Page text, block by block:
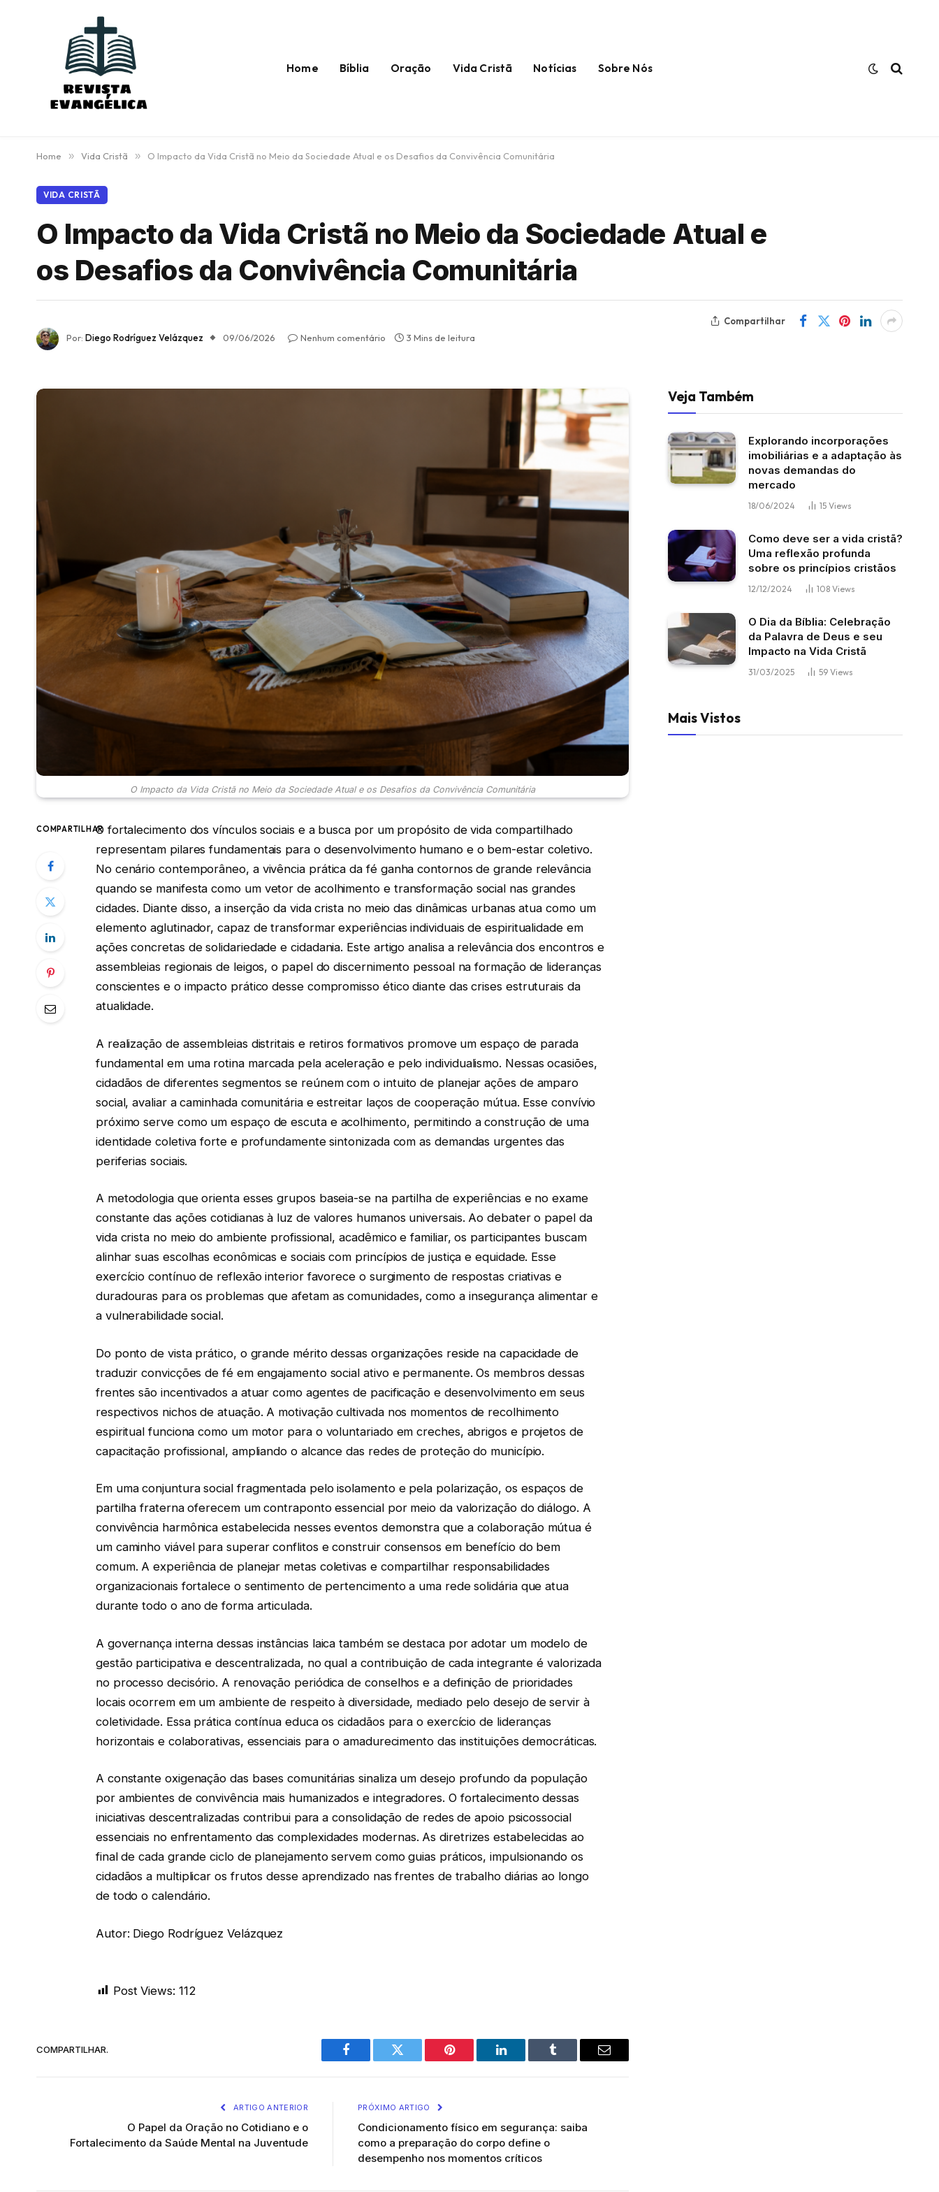
Home Bíblia Oração Vida Cristã Notícias Sobre Nós
Home » Vida Cristã » O Impacto da Vida Cristã no Meio da Sociedade Atual e os Desafios da Convivência Comunitária
VIDA CRISTÃ
O Impacto da Vida Cristã no Meio da Sociedade Atual e
os Desafios da Convivência Comunitária
Por: Diego Rodríguez Velázquez 09/06/2026 Nenhum comentário 3 Mins de leitura
Compartilhar
O Impacto da Vida Cristã no Meio da Sociedade Atual e os Desafios da Convivência Comunitária
COMPARTILHARO fortalecimento dos vínculos sociais e a busca por um propósito de vida compartilhado
representam pilares fundamentais para o desenvolvimento humano e o bem-estar coletivo.
No cenário contemporâneo, a vivência prática da fé ganha contornos de grande relevância
quando se manifesta como um vetor de acolhimento e transformação social nas grandes
cidades. Diante disso, a inserção da vida crista no meio das dinâmicas urbanas atua como um
elemento aglutinador, capaz de transformar experiências individuais de espiritualidade em
ações concretas de solidariedade e cidadania. Este artigo analisa a relevância dos encontros e
assembleias regionais de leigos, o papel do discernimento pessoal na formação de lideranças
conscientes e o impacto prático desse compromisso ético diante das crises estruturais da
atualidade.
A realização de assembleias distritais e retiros formativos promove um espaço de parada
fundamental em uma rotina marcada pela aceleração e pelo individualismo. Nessas ocasiões,
cidadãos de diferentes segmentos se reúnem com o intuito de planejar ações de amparo
social, avaliar a caminhada comunitária e estreitar laços de cooperação mútua. Esse convívio
próximo serve como um espaço de escuta e acolhimento, permitindo a construção de uma
identidade coletiva forte e profundamente sintonizada com as demandas urgentes das
periferias sociais.
A metodologia que orienta esses grupos baseia-se na partilha de experiências e no exame
constante das ações cotidianas à luz de valores humanos universais. Ao debater o papel da
vida crista no meio do ambiente profissional, acadêmico e familiar, os participantes buscam
alinhar suas escolhas econômicas e sociais com princípios de justiça e equidade. Esse
exercício contínuo de reflexão interior favorece o surgimento de respostas criativas e
duradouras para os problemas que afetam as comunidades, como a insegurança alimentar e
a vulnerabilidade social.
Do ponto de vista prático, o grande mérito dessas organizações reside na capacidade de
traduzir convicções de fé em engajamento social ativo e permanente. Os membros dessas
frentes são incentivados a atuar como agentes de pacificação e desenvolvimento em seus
respectivos nichos de atuação. A motivação cultivada nos momentos de recolhimento
espiritual funciona como um motor para o voluntariado em creches, abrigos e projetos de
capacitação profissional, ampliando o alcance das redes de proteção do município.
Em uma conjuntura social fragmentada pelo isolamento e pela polarização, os espaços de
partilha fraterna oferecem um contraponto essencial por meio da valorização do diálogo. A
convivência harmônica estabelecida nesses eventos demonstra que a colaboração mútua é
um caminho viável para superar conflitos e construir consensos em benefício do bem
comum. A experiência de planejar metas coletivas e compartilhar responsabilidades
organizacionais fortalece o sentimento de pertencimento a uma rede solidária que atua
durante todo o ano de forma articulada.
A governança interna dessas instâncias laica também se destaca por adotar um modelo de
gestão participativa e descentralizada, no qual a contribuição de cada integrante é valorizada
no processo decisório. A renovação periódica de conselhos e a definição de prioridades
locais ocorrem em um ambiente de respeito à diversidade, mediado pelo desejo de servir à
coletividade. Essa prática contínua educa os cidadãos para o exercício de lideranças
horizontais e colaborativas, essenciais para o amadurecimento das instituições democráticas.
A constante oxigenação das bases comunitárias sinaliza um desejo profundo da população
por ambientes de convivência mais humanizados e integradores. O fortalecimento dessas
iniciativas descentralizadas contribui para a consolidação de redes de apoio psicossocial
essenciais no enfrentamento das complexidades modernas. As diretrizes estabelecidas ao
final de cada grande ciclo de planejamento servem como guias práticos, impulsionando os
cidadãos a multiplicar os frutos desse aprendizado nas frentes de trabalho diárias ao longo
de todo o calendário.
Autor: Diego Rodríguez Velázquez
Post Views: 112
COMPARTILHAR.
Facebook Twitter Pinterest LinkedIn Tumblr Email
ARTIGO ANTERIOR
O Papel da Oração no Cotidiano e o
Fortalecimento da Saúde Mental na Juventude
PRÓXIMO ARTIGO
Condicionamento físico em segurança: saiba
como a preparação do corpo define o
desempenho nos momentos críticos
Veja Também
Explorando incorporações
imobiliárias e a adaptação às
novas demandas do
mercado
18/06/2024 15 Views
Como deve ser a vida cristã?
Uma reflexão profunda
sobre os princípios cristãos
12/12/2024 108 Views
O Dia da Bíblia: Celebração
da Palavra de Deus e seu
Impacto na Vida Cristã
31/03/2025 59 Views
Mais Vistos